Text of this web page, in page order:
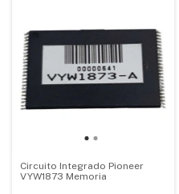
Circuito Integrado Pioneer
VYW1873 Memoria